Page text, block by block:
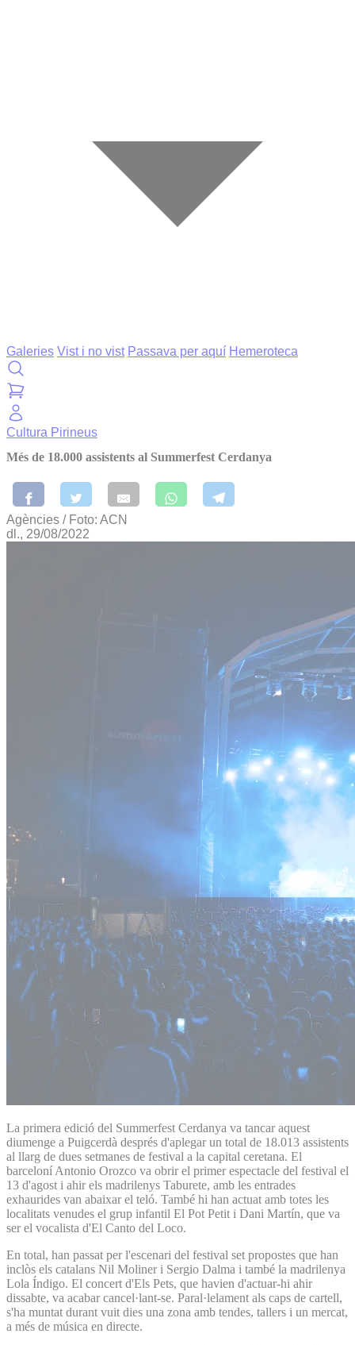
Galeries Vist i no vist Passava per aquí Hemeroteca
Cultura Pirineus
Més de 18.000 assistents al Summerfest Cerdanya
Agències / Foto: ACN
dl., 29/08/2022
La primera edició del Summerfest Cerdanya va tancar aquest
diumenge a Puigcerdà després d'aplegar un total de 18.013 assistents
al llarg de dues setmanes de festival a la capital ceretana. El
barceloní Antonio Orozco va obrir el primer espectacle del festival el
13 d'agost i ahir els madrilenys Taburete, amb les entrades
exhaurides van abaixar el teló. També hi han actuat amb totes les
localitats venudes el grup infantil El Pot Petit i Dani Martín, que va
ser el vocalista d'El Canto del Loco.
En total, han passat per l'escenari del festival set propostes que han
inclòs els catalans Nil Moliner i Sergio Dalma i també la madrilenya
Lola Índigo. El concert d'Els Pets, que havien d'actuar-hi ahir
dissabte, va acabar cancel·lant-se. Paral·lelament als caps de cartell,
s'ha muntat durant vuit dies una zona amb tendes, tallers i un mercat,
a més de música en directe.